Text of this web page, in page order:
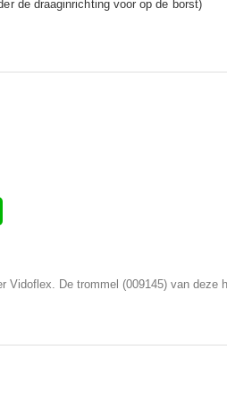
de draaginrichting voor op de borst)
Vidoflex. De trommel (009145) van deze